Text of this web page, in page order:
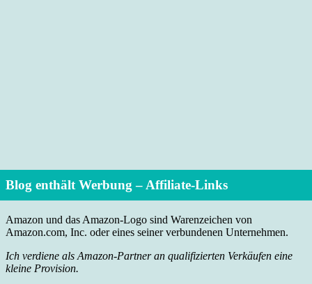
Blog enthält Werbung – Affiliate-Links
Amazon und das Amazon-Logo sind Warenzeichen von
Amazon.com, Inc. oder eines seiner verbundenen Unternehmen.
Ich verdiene als Amazon-Partner an qualifizierten Verkäufen eine
kleine Provision.